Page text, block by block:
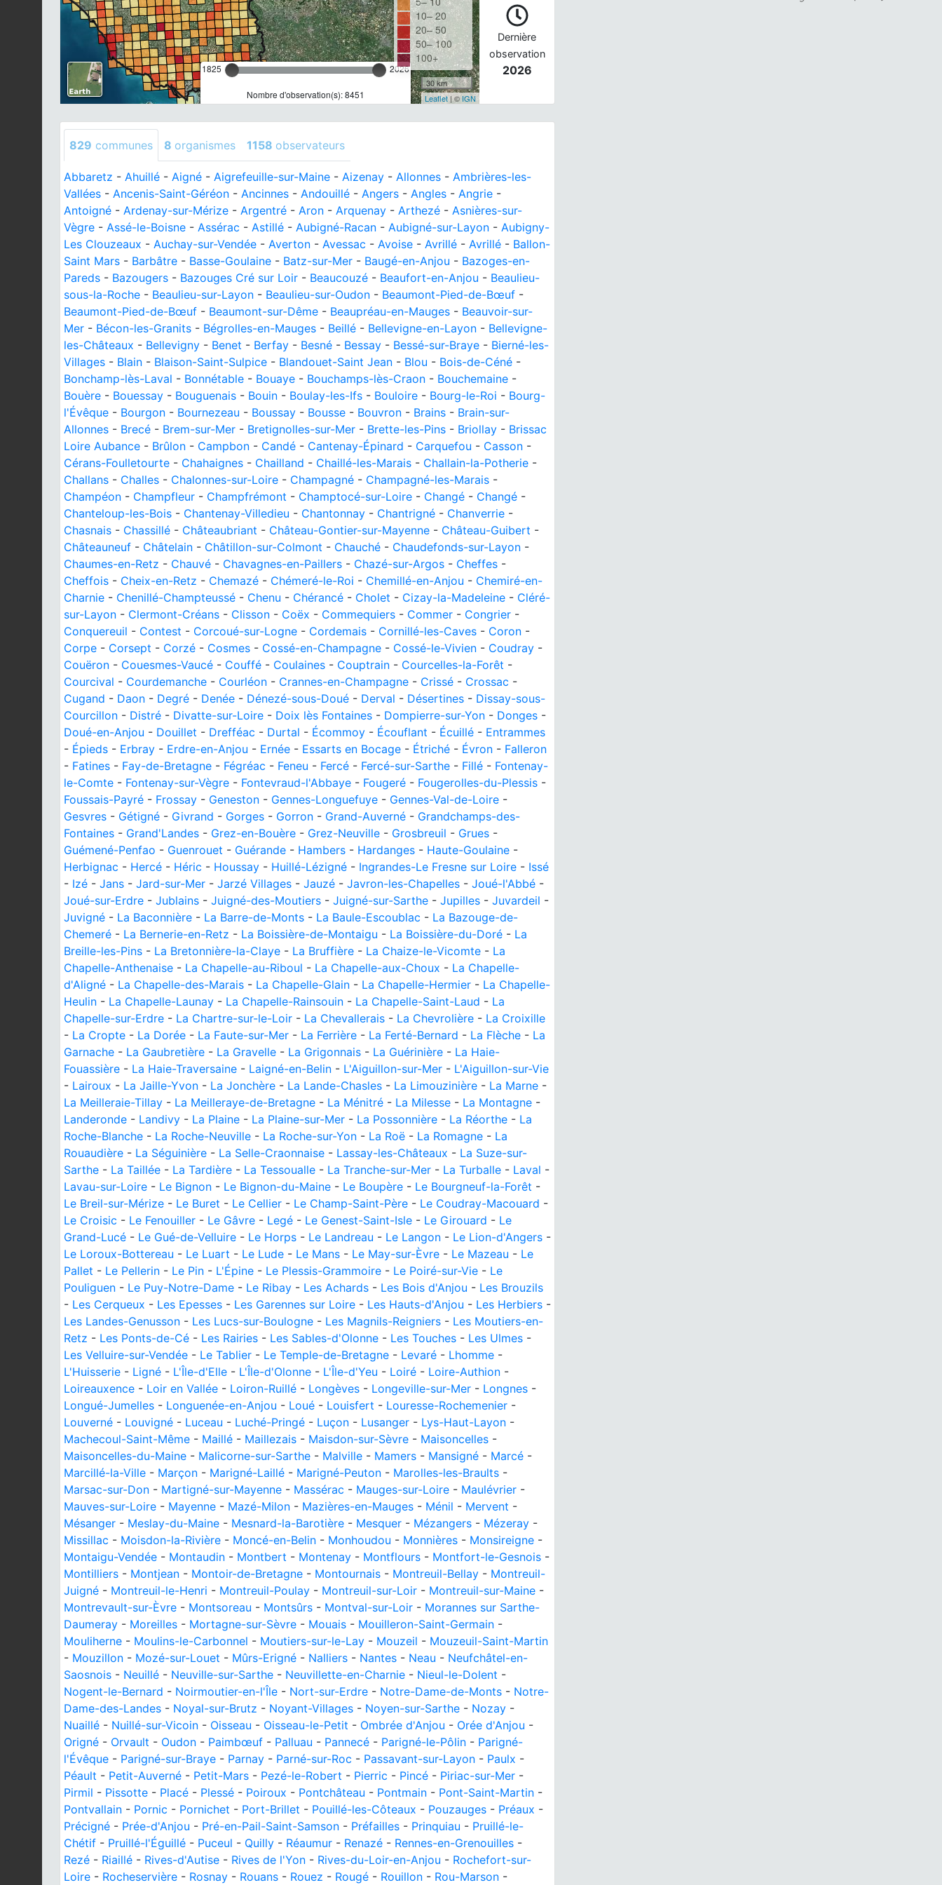
1825 2026
Nombre d'observation(s): 8451
10– 20
20– 50
50– 100
100+
30 km
Leaflet| © IGN
Dernière
observation
2026
829 communes 8 organismes 1158 observateurs
Abbaretz - Ahuillé - Aigné - Aigrefeuille-sur-Maine - Aizenay - Allonnes - Ambrières-les-
Vallées - Ancenis-Saint-Géréon - Ancinnes - Andouillé - Angers - Angles - Angrie -
Antoigné - Ardenay-sur-Mérize - Argentré - Aron - Arquenay - Arthezé - Asnières-sur-
Vègre - Assé-le-Boisne - Assérac - Astillé - Aubigné-Racan - Aubigné-sur-Layon - Aubigny-
Les Clouzeaux - Auchay-sur-Vendée - Averton - Avessac - Avoise - Avrillé - Avrillé - Ballon-
Saint Mars - Barbâtre - Basse-Goulaine - Batz-sur-Mer - Baugé-en-Anjou - Bazoges-en-
Pareds - Bazougers - Bazouges Cré sur Loir - Beaucouzé - Beaufort-en-Anjou - Beaulieu-
sous-la-Roche - Beaulieu-sur-Layon - Beaulieu-sur-Oudon - Beaumont-Pied-de-Bœuf -
Beaumont-Pied-de-Bœuf - Beaumont-sur-Dême - Beaupréau-en-Mauges - Beauvoir-sur-
Mer - Bécon-les-Granits - Bégrolles-en-Mauges - Beillé - Bellevigne-en-Layon - Bellevigne-
les-Châteaux - Bellevigny - Benet - Berfay - Besné - Bessay - Bessé-sur-Braye - Bierné-les-
Villages - Blain - Blaison-Saint-Sulpice - Blandouet-Saint Jean - Blou - Bois-de-Céné -
Bonchamp-lès-Laval - Bonnétable - Bouaye - Bouchamps-lès-Craon - Bouchemaine -
Bouère - Bouessay - Bouguenais - Bouin - Boulay-les-Ifs - Bouloire - Bourg-le-Roi - Bourg-
l'Évêque - Bourgon - Bournezeau - Boussay - Bousse - Bouvron - Brains - Brain-sur-
Allonnes - Brecé - Brem-sur-Mer - Bretignolles-sur-Mer - Brette-les-Pins - Briollay - Brissac
Loire Aubance - Brûlon - Campbon - Candé - Cantenay-Épinard - Carquefou - Casson -
Cérans-Foulletourte - Chahaignes - Chailland - Chaillé-les-Marais - Challain-la-Potherie -
Challans - Challes - Chalonnes-sur-Loire - Champagné - Champagné-les-Marais -
Champéon - Champfleur - Champfrémont - Champtocé-sur-Loire - Changé - Changé -
Chanteloup-les-Bois - Chantenay-Villedieu - Chantonnay - Chantrigné - Chanverrie -
Chasnais - Chassillé - Châteaubriant - Château-Gontier-sur-Mayenne - Château-Guibert -
Châteauneuf - Châtelain - Châtillon-sur-Colmont - Chauché - Chaudefonds-sur-Layon -
Chaumes-en-Retz - Chauvé - Chavagnes-en-Paillers - Chazé-sur-Argos - Cheffes -
Cheffois - Cheix-en-Retz - Chemazé - Chémeré-le-Roi - Chemillé-en-Anjou - Chemiré-en-
Charnie - Chenillé-Champteussé - Chenu - Chérancé - Cholet - Cizay-la-Madeleine - Cléré-
sur-Layon - Clermont-Créans - Clisson - Coëx - Commequiers - Commer - Congrier -
Conquereuil - Contest - Corcoué-sur-Logne - Cordemais - Cornillé-les-Caves - Coron -
Corpe - Corsept - Corzé - Cosmes - Cossé-en-Champagne - Cossé-le-Vivien - Coudray -
Couëron - Couesmes-Vaucé - Couffé - Coulaines - Couptrain - Courcelles-la-Forêt -
Courcival - Courdemanche - Courléon - Crannes-en-Champagne - Crissé - Crossac -
Cugand - Daon - Degré - Denée - Dénezé-sous-Doué - Derval - Désertines - Dissay-sous-
Courcillon - Distré - Divatte-sur-Loire - Doix lès Fontaines - Dompierre-sur-Yon - Donges -
Doué-en-Anjou - Douillet - Drefféac - Durtal - Écommoy - Écouflant - Écuillé - Entrammes
- Épieds - Erbray - Erdre-en-Anjou - Ernée - Essarts en Bocage - Étriché - Évron - Falleron
- Fatines - Fay-de-Bretagne - Fégréac - Feneu - Fercé - Fercé-sur-Sarthe - Fillé - Fontenay-
le-Comte - Fontenay-sur-Vègre - Fontevraud-l'Abbaye - Fougeré - Fougerolles-du-Plessis -
Foussais-Payré - Frossay - Geneston - Gennes-Longuefuye - Gennes-Val-de-Loire -
Gesvres - Gétigné - Givrand - Gorges - Gorron - Grand-Auverné - Grandchamps-des-
Fontaines - Grand'Landes - Grez-en-Bouère - Grez-Neuville - Grosbreuil - Grues -
Guémené-Penfao - Guenrouet - Guérande - Hambers - Hardanges - Haute-Goulaine -
Herbignac - Hercé - Héric - Houssay - Huillé-Lézigné - Ingrandes-Le Fresne sur Loire - Issé
- Izé - Jans - Jard-sur-Mer - Jarzé Villages - Jauzé - Javron-les-Chapelles - Joué-l'Abbé -
Joué-sur-Erdre - Jublains - Juigné-des-Moutiers - Juigné-sur-Sarthe - Jupilles - Juvardeil -
Juvigné - La Baconnière - La Barre-de-Monts - La Baule-Escoublac - La Bazouge-de-
Chemeré - La Bernerie-en-Retz - La Boissière-de-Montaigu - La Boissière-du-Doré - La
Breille-les-Pins - La Bretonnière-la-Claye - La Bruffière - La Chaize-le-Vicomte - La
Chapelle-Anthenaise - La Chapelle-au-Riboul - La Chapelle-aux-Choux - La Chapelle-
d'Aligné - La Chapelle-des-Marais - La Chapelle-Glain - La Chapelle-Hermier - La Chapelle-
Heulin - La Chapelle-Launay - La Chapelle-Rainsouin - La Chapelle-Saint-Laud - La
Chapelle-sur-Erdre - La Chartre-sur-le-Loir - La Chevallerais - La Chevrolière - La Croixille
- La Cropte - La Dorée - La Faute-sur-Mer - La Ferrière - La Ferté-Bernard - La Flèche - La
Garnache - La Gaubretière - La Gravelle - La Grigonnais - La Guérinière - La Haie-
Fouassière - La Haie-Traversaine - Laigné-en-Belin - L'Aiguillon-sur-Mer - L'Aiguillon-sur-Vie
- Lairoux - La Jaille-Yvon - La Jonchère - La Lande-Chasles - La Limouzinière - La Marne -
La Meilleraie-Tillay - La Meilleraye-de-Bretagne - La Ménitré - La Milesse - La Montagne -
Landeronde - Landivy - La Plaine - La Plaine-sur-Mer - La Possonnière - La Réorthe - La
Roche-Blanche - La Roche-Neuville - La Roche-sur-Yon - La Roë - La Romagne - La
Rouaudière - La Séguinière - La Selle-Craonnaise - Lassay-les-Châteaux - La Suze-sur-
Sarthe - La Taillée - La Tardière - La Tessoualle - La Tranche-sur-Mer - La Turballe - Laval -
Lavau-sur-Loire - Le Bignon - Le Bignon-du-Maine - Le Boupère - Le Bourgneuf-la-Forêt -
Le Breil-sur-Mérize - Le Buret - Le Cellier - Le Champ-Saint-Père - Le Coudray-Macouard -
Le Croisic - Le Fenouiller - Le Gâvre - Legé - Le Genest-Saint-Isle - Le Girouard - Le
Grand-Lucé - Le Gué-de-Velluire - Le Horps - Le Landreau - Le Langon - Le Lion-d'Angers -
Le Loroux-Bottereau - Le Luart - Le Lude - Le Mans - Le May-sur-Èvre - Le Mazeau - Le
Pallet - Le Pellerin - Le Pin - L'Épine - Le Plessis-Grammoire - Le Poiré-sur-Vie - Le
Pouliguen - Le Puy-Notre-Dame - Le Ribay - Les Achards - Les Bois d'Anjou - Les Brouzils
- Les Cerqueux - Les Epesses - Les Garennes sur Loire - Les Hauts-d'Anjou - Les Herbiers -
Les Landes-Genusson - Les Lucs-sur-Boulogne - Les Magnils-Reigniers - Les Moutiers-en-
Retz - Les Ponts-de-Cé - Les Rairies - Les Sables-d'Olonne - Les Touches - Les Ulmes -
Les Velluire-sur-Vendée - Le Tablier - Le Temple-de-Bretagne - Levaré - Lhomme -
L'Huisserie - Ligné - L'Île-d'Elle - L'Île-d'Olonne - L'Île-d'Yeu - Loiré - Loire-Authion -
Loireauxence - Loir en Vallée - Loiron-Ruillé - Longèves - Longeville-sur-Mer - Longnes -
Longué-Jumelles - Longuenée-en-Anjou - Loué - Louisfert - Louresse-Rochemenier -
Louverné - Louvigné - Luceau - Luché-Pringé - Luçon - Lusanger - Lys-Haut-Layon -
Machecoul-Saint-Même - Maillé - Maillezais - Maisdon-sur-Sèvre - Maisoncelles -
Maisoncelles-du-Maine - Malicorne-sur-Sarthe - Malville - Mamers - Mansigné - Marcé -
Marcillé-la-Ville - Marçon - Marigné-Laillé - Marigné-Peuton - Marolles-les-Braults -
Marsac-sur-Don - Martigné-sur-Mayenne - Massérac - Mauges-sur-Loire - Maulévrier -
Mauves-sur-Loire - Mayenne - Mazé-Milon - Mazières-en-Mauges - Ménil - Mervent -
Mésanger - Meslay-du-Maine - Mesnard-la-Barotière - Mesquer - Mézangers - Mézeray -
Missillac - Moisdon-la-Rivière - Moncé-en-Belin - Monhoudou - Monnières - Monsireigne -
Montaigu-Vendée - Montaudin - Montbert - Montenay - Montflours - Montfort-le-Gesnois -
Montilliers - Montjean - Montoir-de-Bretagne - Montournais - Montreuil-Bellay - Montreuil-
Juigné - Montreuil-le-Henri - Montreuil-Poulay - Montreuil-sur-Loir - Montreuil-sur-Maine -
Montrevault-sur-Èvre - Montsoreau - Montsûrs - Montval-sur-Loir - Morannes sur Sarthe-
Daumeray - Moreilles - Mortagne-sur-Sèvre - Mouais - Mouilleron-Saint-Germain -
Mouliherne - Moulins-le-Carbonnel - Moutiers-sur-le-Lay - Mouzeil - Mouzeuil-Saint-Martin
- Mouzillon - Mozé-sur-Louet - Mûrs-Erigné - Nalliers - Nantes - Neau - Neufchâtel-en-
Saosnois - Neuillé - Neuville-sur-Sarthe - Neuvillette-en-Charnie - Nieul-le-Dolent -
Nogent-le-Bernard - Noirmoutier-en-l'Île - Nort-sur-Erdre - Notre-Dame-de-Monts - Notre-
Dame-des-Landes - Noyal-sur-Brutz - Noyant-Villages - Noyen-sur-Sarthe - Nozay -
Nuaillé - Nuillé-sur-Vicoin - Oisseau - Oisseau-le-Petit - Ombrée d'Anjou - Orée d'Anjou -
Origné - Orvault - Oudon - Paimbœuf - Palluau - Pannecé - Parigné-le-Pôlin - Parigné-
l'Évêque - Parigné-sur-Braye - Parnay - Parné-sur-Roc - Passavant-sur-Layon - Paulx -
Péault - Petit-Auverné - Petit-Mars - Pezé-le-Robert - Pierric - Pincé - Piriac-sur-Mer -
Pirmil - Pissotte - Placé - Plessé - Poiroux - Pontchâteau - Pontmain - Pont-Saint-Martin -
Pontvallain - Pornic - Pornichet - Port-Brillet - Pouillé-les-Côteaux - Pouzauges - Préaux -
Précigné - Prée-d'Anjou - Pré-en-Pail-Saint-Samson - Préfailles - Prinquiau - Pruillé-le-
Chétif - Pruillé-l'Éguillé - Puceul - Quilly - Réaumur - Renazé - Rennes-en-Grenouilles -
Rezé - Riaillé - Rives-d'Autise - Rives de l'Yon - Rives-du-Loir-en-Anjou - Rochefort-sur-
Loire - Rocheservière - Rosnay - Rouans - Rouez - Rougé - Rouillon - Rou-Marson -